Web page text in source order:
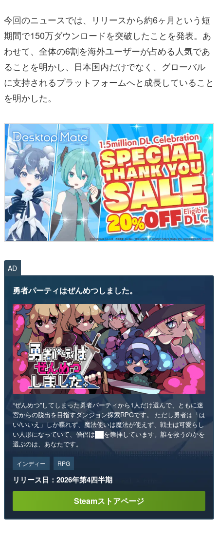
今回のニュースでは、リリースから約6ヶ月という短
期間で150万ダウンロードを突破したことを発表。あ
わせて、全体の6割を海外ユーザーが占める人気であ
ることを明かし、日本国内だけでなく、グローバル
に支持されるプラットフォームへと成長していること
を明かした。
AD
勇者パーティはぜんめつしました。
“ぜんめつ”してしまった勇者パーティから1人だけ選んで、ともに迷
宮からの脱出を目指すダンジョン探索RPGです。 ただし勇者は「は
い/いいえ」しか喋れず、魔法使いは魔法が使えず、戦士は可愛らし
い人形になっていて、僧侶は██を崇拝しています。誰を救うのかを
選ぶのは、あなたです。
インディー RPG
リリース日：2026年第4四半期
Steamストアページ